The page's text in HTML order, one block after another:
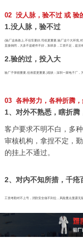
02 没人脉，验不过 或 验
1.没人脉，验不过
(验厂这条路上,不但车要好,司机更重要,验厂这个大环境,
直接倒闭，大多不是硬件不好，加班多，工资不足，是没
2.验的过，投入大
验厂子弹很重要,但准星更重要,)现状：深圳一家电子厂，
03 各种努力，各种折腾
1、对外不熟悉，瞎折腾
客户要求不明不白，多
审核机构，拿捏不定，
的挂上不通过。
2、对内不知所措，千疮
工资考勤对不上号，消防安全做不到位，风险重点显露无